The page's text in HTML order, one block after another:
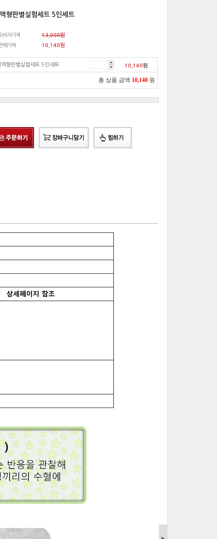
형판별실험세트 5인세트
비자가격
13,000원
매가격
10,140원
액형판별실험세트 5인세트 10,140원
총 상품 금액 10,140 원